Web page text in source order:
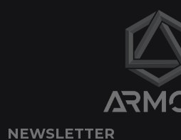
NEWSLETTER